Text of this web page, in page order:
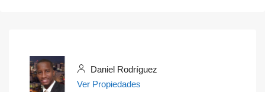
Daniel Rodríguez
Ver Propiedades